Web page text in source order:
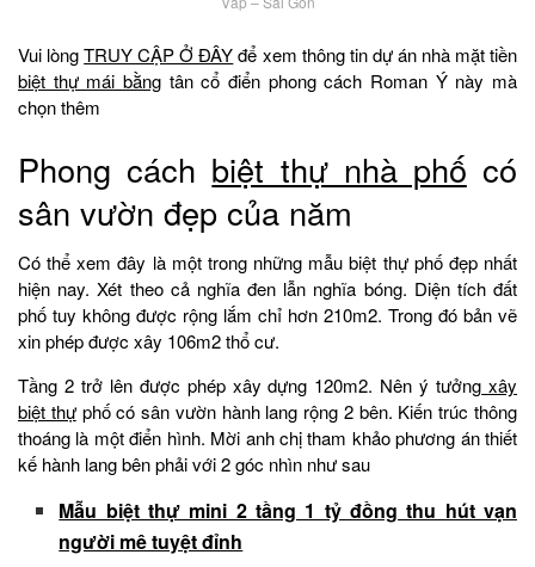
Vui lòngTRUY CẬP Ở ĐÂYđể xem thông tin dự án nhà mặt tiền
biệt thự mái bằng tân cổ điển phong cách Roman Ý này mà
chọn thêm
Phong cách biệt thự nhà phố có
sân vườn đẹp của năm
Có thể xem đây là một trong những mẫu biệt thự phố đẹp nhất
hiện nay. Xét theo cả nghĩa đen lẫn nghĩa bóng. Diện tích đất
phố tuy không được rộng lắm chỉ hơn 210m2. Trong đó bản vẽ
xin phép được xây 106m2 thổ cư.
Tầng 2 trở lên được phép xây dựng 120m2. Nên ý tưởng xây
biệt thựphố có sân vườn hành lang rộng 2 bên. Kiến trúc thông
thoáng là một điển hình. Mời anh chị tham khảo phương án thiết
kế hành lang bên phải với 2 góc nhìn như sau
Mẫu biệt thự mini 2 tầng 1 tỷ đồng thu hút vạn
người mê tuyệt đỉnh